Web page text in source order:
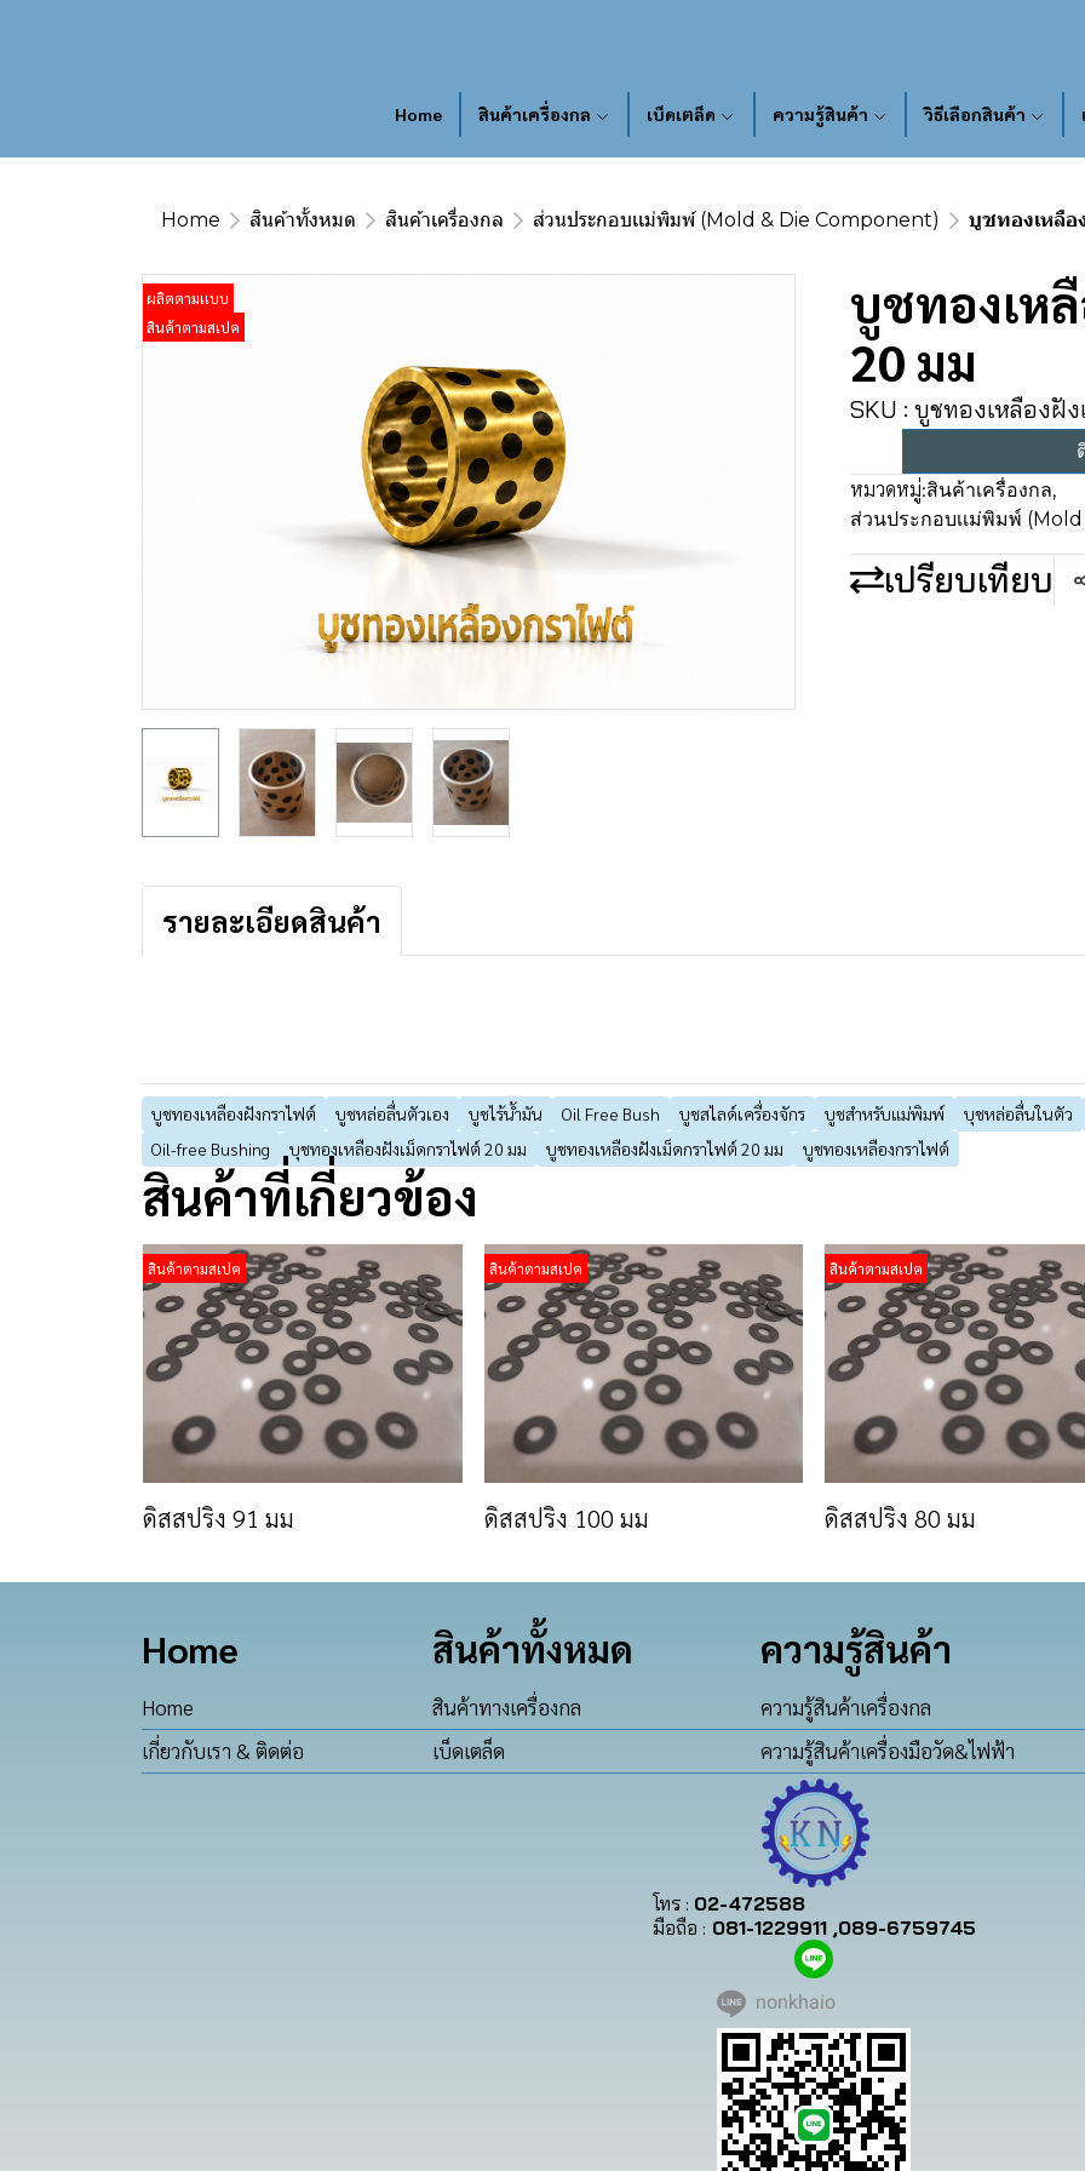
Home สินค้าเครื่องกล เบ็ดเตล็ด ความรู้สินค้า วิธีเลือกสินค้า
Home สินค้าทั้งหมด สินค้าเครื่องกล ส่วนประกอบเเม่พิมพ์ (Mold & Die Component) บูชทองเหลือ
ผลิตตามเเบบ
สินค้าตามสเปค
บูชทองเห
20 มม
SKU : บูชทองเหลืองฝั
หมวดหมู่:สินค้าเครื่องกล,
ส่วนประกอบเเม่พิมพ์
เปรียบเทียบ
รายละเอียดสินค้า
บูชทองเหลืองฝังกราไฟต์ บูชหล่อลื่นตัวเอง บูชไร้น้ำมัน Oil Free Bush บูชสไลด์เครื่องจักร บูชสำหรับแม่พิมพ์
บุชหล่อลื่นในตัว
Oil-free Bushing
บุชทองเหลืองฝังเม็ดกราไฟต์ 20 มม บูชทองเหลืองฝังเม็ดกราไฟต์ 20 มม บูชทองเหลืองกราไฟต์
สินค้าที่เกี่ยวข้อง
สินค้าตามสเปค
ดิสสปริง 91 มม
สินค้าตามสเปค
ดิสสปริง 100 มม
สินค้าตามสเปค
ดิสสปริง 80 มม
Home
Home
เกี่ยวกับเรา & ติดต่อ
สินค้าทั้งหมด
สินค้าทางเครื่องกล
เบ็ดเตล็ด
ความรู้สินค้า
ความรู้สินค้าเครื่องกล
ความรู้สินค้าเครื่องมือวัด&ไฟฟ้า
โทร : 02-472588
มือถือ : 081-1229911 ,089-6759745
nonkhaio